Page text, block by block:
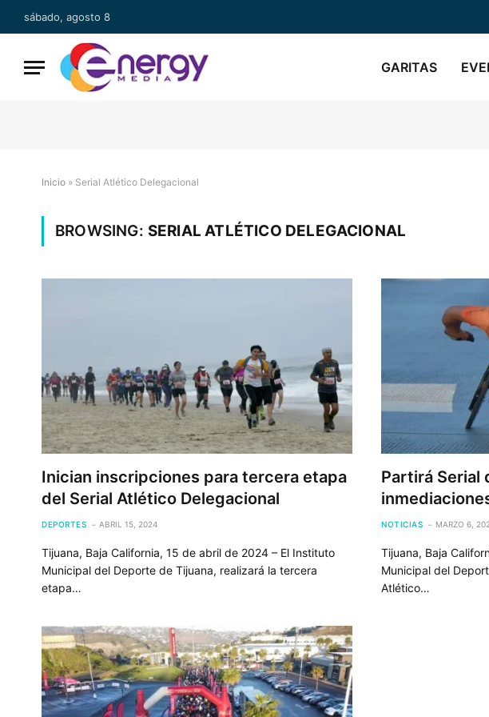
sábado, agosto 8
GARITAS
Inicio » Serial Atlético Delegacional
BROWSING: SERIAL ATLÉTICO DELEGACIONAL
Inician inscripciones para tercera etapa
del Serial Atlético Delegacional
DEPORTES ABRIL 15, 2024
Tijuana, Baja California, 15 de abril de 2024 – El Instituto
Municipal del Deporte de Tijuana, realizará la tercera
etapa…
Partirá Serial
NOTICIAS MARZO 6,
Tijuana, Baja
Municipal del
Atlético…